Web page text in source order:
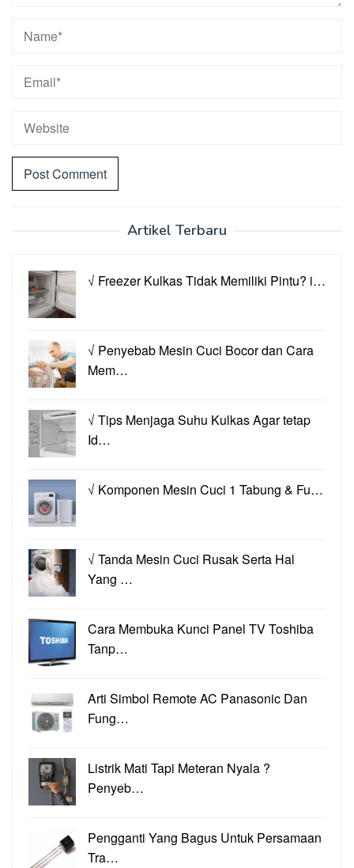
Artikel Terbaru
√ Freezer Kulkas Tidak Memiliki Pintu? i…
√ Penyebab Mesin Cuci Bocor dan Cara
Mem…
√ Tips Menjaga Suhu Kulkas Agar tetap
Id…
√ Komponen Mesin Cuci 1 Tabung & Fu…
√ Tanda Mesin Cuci Rusak Serta Hal
Yang …
Cara Membuka Kunci Panel TV Toshiba
Tanp…
Arti Simbol Remote AC Panasonic Dan
Fung…
Listrik Mati Tapi Meteran Nyala ?
Penyeb…
Pengganti Yang Bagus Untuk Persamaan
Tra…